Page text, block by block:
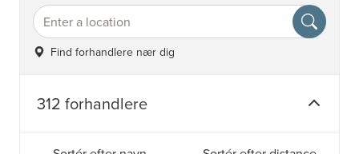
Find forhandlere nær dig
312 forhandlere